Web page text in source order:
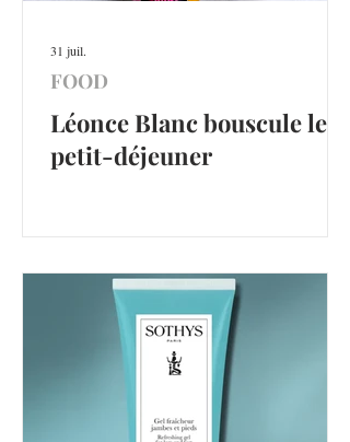
Léonce Blanc bouscule le
petit-déjeuner
FOOD
31 juil.